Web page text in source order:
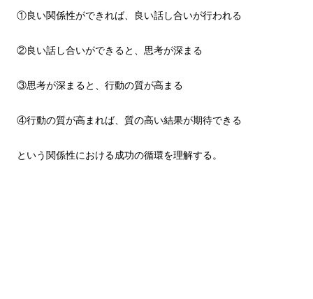
①良い関係性ができれば、良い話し合いが行われる
②良い話し合いができると、思考が深まる
③思考が深まると、行動の質が高まる
④行動の質が高まれば、質の高い結果が期待できる
という関係性における成功の循環を理解する。